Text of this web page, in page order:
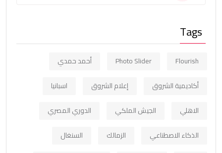
Tags
Flourish
Photo Slider
أحمد حمدي
أكاديمية الشروق
إعلام الشروق
اسبانيا
الاهلي
الجيش الملكي
الدوري المصري
الذكاء الاصطناعي
الزمالك
السنغال